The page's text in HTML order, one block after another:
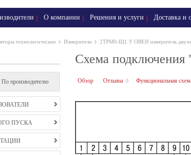
О компании Решения и услуги Доставка и
технологические Измерители 2ТРМ0-Щ1.У ОВЕН измеритель
По производителю
ПУСКА
Схема
Обзор Отзывы 0 Функциональная